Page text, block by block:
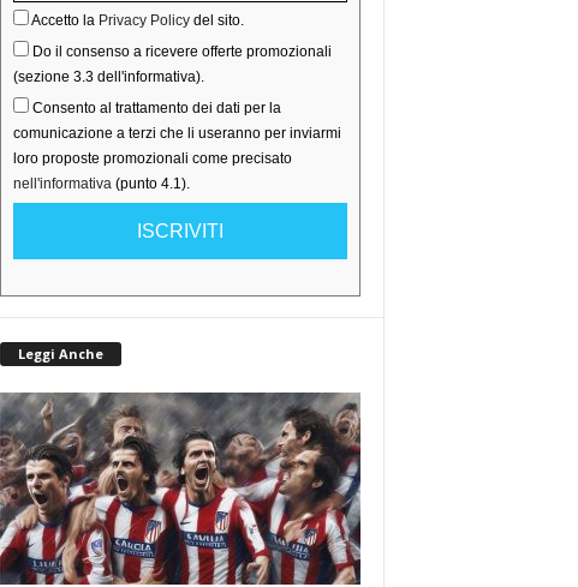
Accetto la Privacy Policydel sito.
Do il consenso a ricevere offerte promozionali
(sezione 3.3 dell'informativa).
Consento al trattamento dei dati per la
comunicazione a terzi che li useranno per inviarmi
loro proposte promozionali come precisato
nell'informativa(punto 4.1).
ISCRIVITI
Leggi Anche